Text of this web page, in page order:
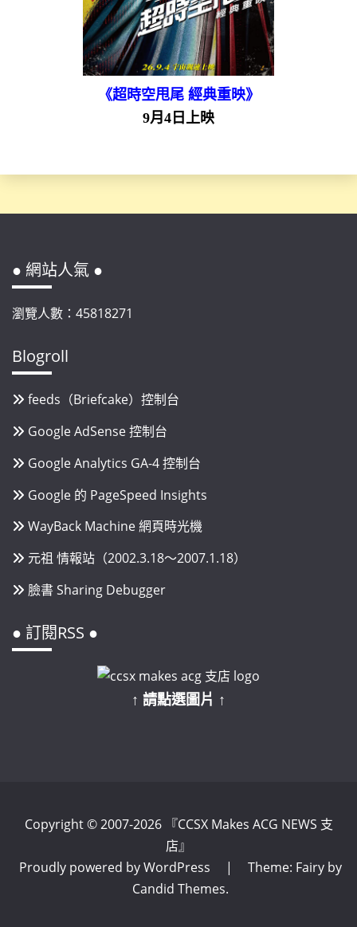
《超時空甩尾 經典重映》
9月4日上映
● 網站人氣 ●
瀏覽人數：45818271
Blogroll
feeds（Briefcake）控制台
Google AdSense 控制台
Google Analytics GA-4 控制台
Google 的 PageSpeed Insights
WayBack Machine 網頁時光機
元祖 情報站（2002.3.18～2007.1.18）
臉書 Sharing Debugger
● 訂閱RSS ●
↑ 請點選圖片 ↑
Copyright © 2007-2026 『CCSX Makes ACG NEWS 支
店』
Proudly powered by WordPress
|
Theme: Fairy by
Candid Themes.